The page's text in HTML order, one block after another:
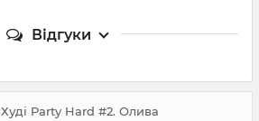
Відгуки
Худі Party Hard #2. Олива